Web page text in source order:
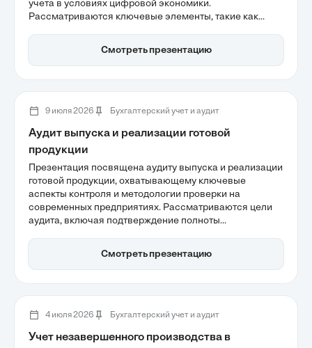
учета в условиях цифровой экономики.
Рассматриваются ключевые элементы, такие как
интеллектуального капитала на систему учета, а также
применение предиктивной аналитики для повышения
Смотреть презентацию
9 июля 2026 Бухгалтерский учет и аудит
Аудит выпуска и реализации готовой
продукции
Презентация посвящена аудиту выпуска и реализации
готовой продукции, охватывающему ключевые
аспекты контроля и методологии проверки на
современных предприятиях. Рассматриваются цели
аудита, включая подтверждение полноты
также нормативно-правовая база, включая
федеральные законы и международные стандарты.
Смотреть презентацию
4 июля 2026 Бухгалтерский учет и аудит
Учет незавершенного производства в